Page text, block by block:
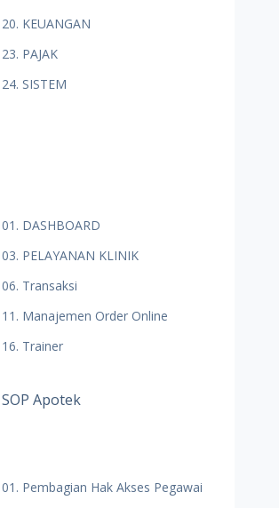
20. KEUANGAN
23. PAJAK
24. SISTEM
01. DASHBOARD
03. PELAYANAN KLINIK
06. Transaksi
11. Manajemen Order Online
16. Trainer
Apotek
01. Pembagian Hak Akses Pegawai